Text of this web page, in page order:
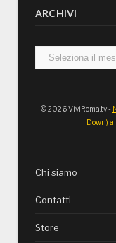
ARCHIVI
Archivi
© 2026 ViviRoma.tv -
Down)
Chi siamo
Contatti
Store